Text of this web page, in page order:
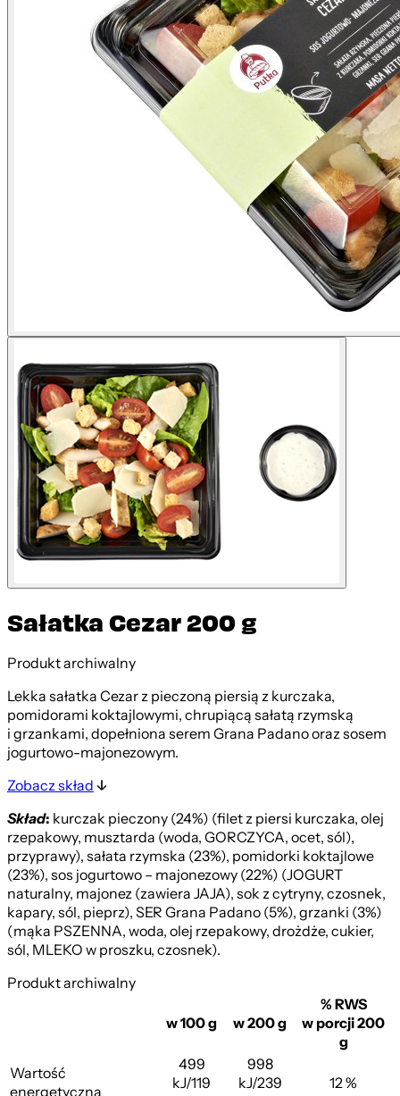
Sałatka Cezar 200 g
Produkt archiwalny
Lekka sałatka Cezar z pieczoną piersią z kurczaka,
pomidorami koktajlowymi, chrupiącą sałatą rzymską
i grzankami, dopełniona serem Grana Padano oraz sosem
jogurtowo-majonezowym.
Zobacz skład
Skład: kurczak pieczony (24%) (filet z piersi kurczaka, olej
rzepakowy, musztarda (woda, GORCZYCA, ocet, sól),
przyprawy), sałata rzymska (23%), pomidorki koktajlowe
(23%), sos jogurtowo – majonezowy (22%) (JOGURT
naturalny, majonez (zawiera JAJA), sok z cytryny, czosnek,
kapary, sól, pieprz), SER Grana Padano (5%), grzanki (3%)
(mąka PSZENNA, woda, olej rzepakowy, drożdże, cukier,
sól, MLEKO w proszku, czosnek).
Produkt archiwalny
w 100 g w 200 g
% RWS
w porcji 200
g
Wartość
energetyczna
499
kJ/119
998
kJ/239
12 %